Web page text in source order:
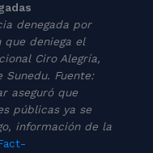
denegada por
que deniega el
Ciro Alegría,
Fuente:
aseguró que
públicas ya se
información de la